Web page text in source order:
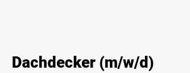
Dachdecker (m/w/d)